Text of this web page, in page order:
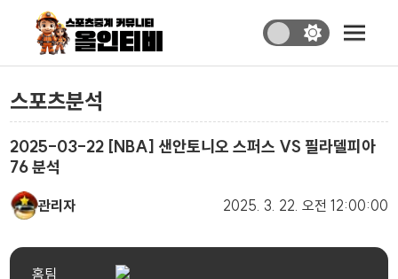
스포츠분석
2025-03-22 [NBA] 샌안토니오 스퍼스 VS 필라델피아
76 분석
관리자 2025. 3. 22. 오전 12:00:00
홈팀